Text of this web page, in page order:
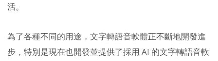
活。
為了各種不同的用途，文字轉語音軟體正不斷地開發進
步，特別是現在也開發並提供了採用 AI 的文字轉語音軟